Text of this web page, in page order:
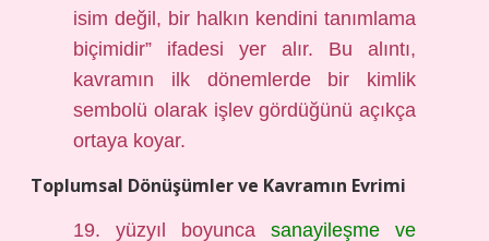
isim değil, bir halkın kendini tanımlama
biçimidir” ifadesi yer alır. Bu alıntı,
kavramın ilk dönemlerde bir kimlik
sembolü olarak işlev gördüğünü açıkça
ortaya koyar.
Toplumsal Dönüşümler ve Kavramın Evrimi
19. yüzyıl boyunca sanayileşme ve